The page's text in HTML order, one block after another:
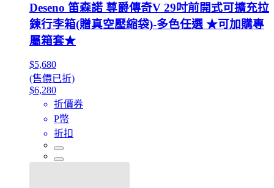
Deseno 笛森諾 尊爵傳奇V 29吋前開式可擴充拉
鍊行李箱(贈真空壓縮袋)-多色任選 ★可加購專
屬箱套★
$5,680
(售價已折)
$6,280
折價券
P幣
折扣